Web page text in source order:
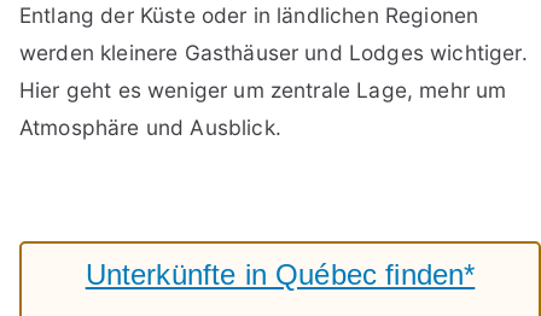
Entlang der Küste oder in ländlichen Regionen
werden kleinere Gasthäuser und Lodges wichtiger.
Hier geht es weniger um zentrale Lage, mehr um
Atmosphäre und Ausblick.
Unterkünfte in Québec finden*